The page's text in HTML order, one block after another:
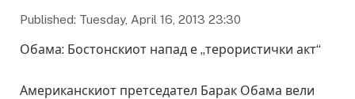
Published: Tuesday, April 16, 2013 23:30
Обама: Бостонскиот напад е „терористички акт“
Американскиот претседател Барак Обама вели